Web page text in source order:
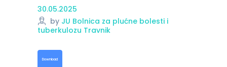
30.05.2025
by JU Bolnica za plućne bolesti i
tuberkulozu Travnik
Download